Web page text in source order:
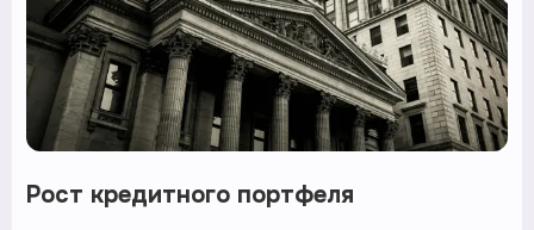
Рост кредитного портфеля